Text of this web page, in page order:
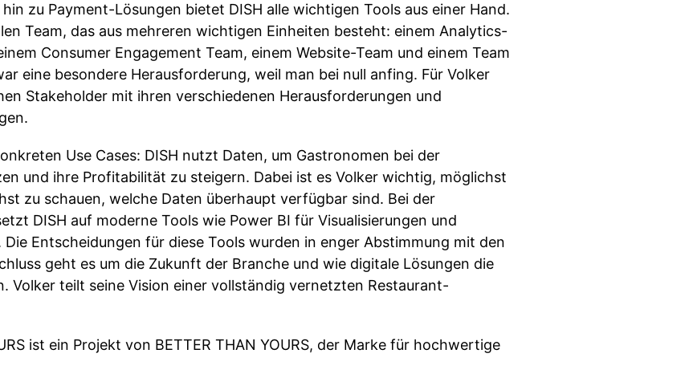
zu Payment-Lösungen bietet DISH alle wichtigen Tools aus einer Hand.
Team, das aus mehreren wichtigen Einheiten besteht: einem Analytics-
Consumer Engagement Team, einem Website-Team und einem Team
eine besondere Herausforderung, weil man bei null anfing. Für Volker
Stakeholder mit ihren verschiedenen Herausforderungen und
Use Cases: DISH nutzt Daten, um Gastronomen bei der
und ihre Profitabilität zu steigern. Dabei ist es Volker wichtig, möglichst
zu schauen, welche Daten überhaupt verfügbar sind. Bei der
DISH auf moderne Tools wie Power BI für Visualisierungen und
Die Entscheidungen für diese Tools wurden in enger Abstimmung mit den
geht es um die Zukunft der Branche und wie digitale Lösungen die
Volker teilt seine Vision einer vollständig vernetzten Restaurant-
ist ein Projekt von BETTER THAN YOURS, der Marke für hochwertige